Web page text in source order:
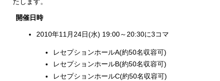
開催日時
2010年11月24日(水) 19:00～20:30に3コマ
レセプションホールA(約50名収容可)
レセプションホールB(約50名収容可)
レセプションホールC(約50名収容可)